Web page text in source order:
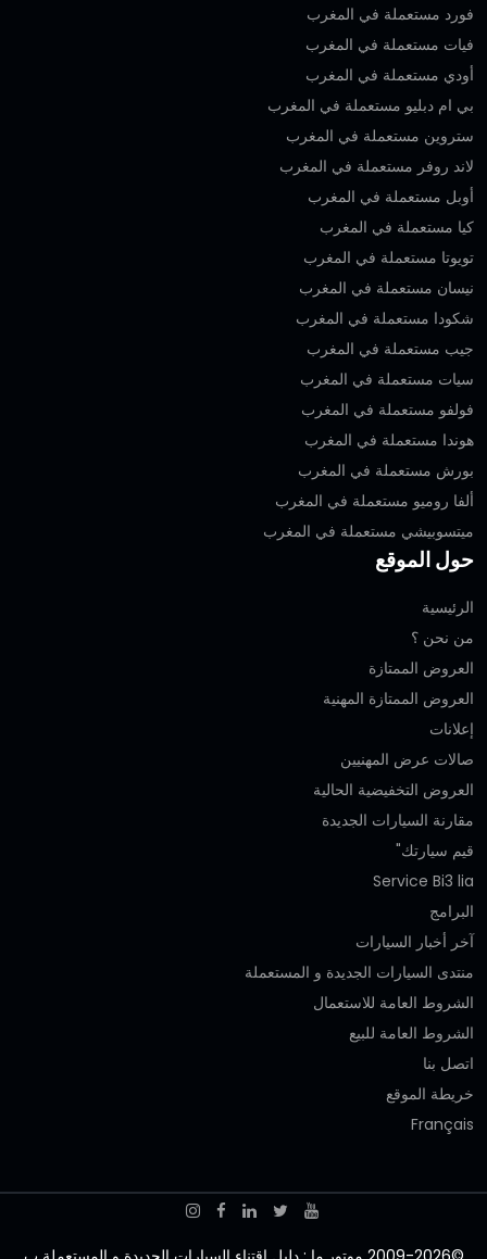
فورد مستعملة في المغرب
فيات مستعملة في المغرب
أودي مستعملة في المغرب
بي ام دبليو مستعملة في المغرب
ستروين مستعملة في المغرب
لاند روفر مستعملة في المغرب
أوبل مستعملة في المغرب
كيا مستعملة في المغرب
تويوتا مستعملة في المغرب
نيسان مستعملة في المغرب
شكودا مستعملة في المغرب
جيب مستعملة في المغرب
سيات مستعملة في المغرب
فولفو مستعملة في المغرب
هوندا مستعملة في المغرب
بورش مستعملة في المغرب
ألفا روميو مستعملة في المغرب
ميتسوبيشي مستعملة في المغرب
حول الموقع
الرئيسية
من نحن ؟
العروض الممتازة
العروض الممتازة المهنية‎
إعلانات
صالات عرض المهنيين
العروض التخفيضية الحالية
مقارنة السيارات الجديدة
قيم سيارتك"
Service Bi3 lia
البرامج
آخر أخبار السيارات
منتدى السيارات الجديدة و المستعملة
الشروط العامة للاستعمال
الشروط العامة للبيع
اتصل بنا
خريطة الموقع
Français